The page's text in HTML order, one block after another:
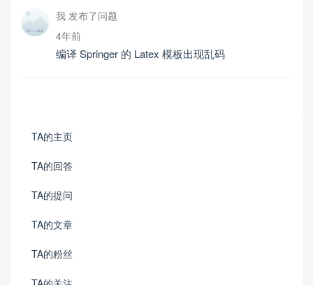
我 发布了问题
4年前
编译 Springer 的 Latex 模板出现乱码
TA的主页
TA的回答
TA的提问
TA的文章
TA的粉丝